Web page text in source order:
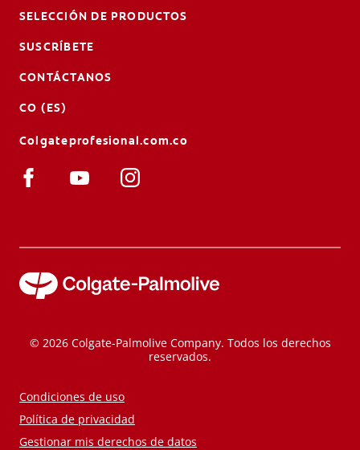
SELECCIÓN DE PRODUCTOS
SUSCRÍBETE
CONTÁCTANOS
CO (ES)
Colgateprofesional.com.co
© 2026 Colgate-Palmolive Company. Todos los derechos
reservados.
Condiciones de uso
Política de privacidad
Gestionar mis derechos de datos